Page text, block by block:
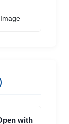
with